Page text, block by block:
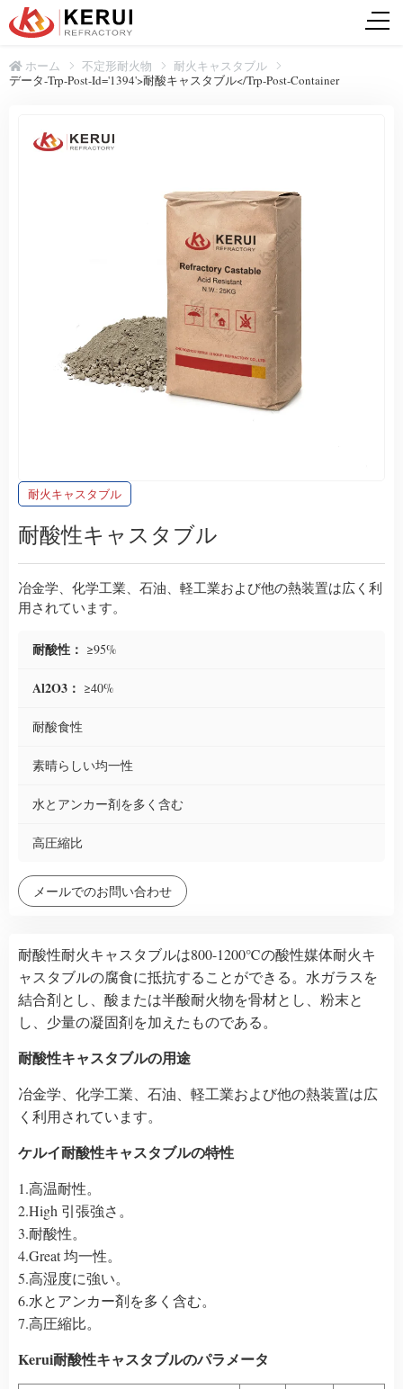
ホーム 不定形耐火物
耐火キャスタブル
データ-Trp-Post-Id='1394'>耐酸キャスタブル</trp-Post-Container
耐火キャスタブル
耐酸性キャスタブル
冶金学、化学工業、石油、軽工業および他の熱装置は広く利
用されています。
耐酸性： ≥95%
Al2O3： ≥40%
耐酸食性
素晴らしい均一性
水とアンカー剤を多く含む
高圧縮比
メールでのお問い合わせ
耐酸性耐火キャスタブルは800-1200℃の酸性媒体耐火キ
ャスタブルの腐食に抵抗することができる。水ガラスを
結合剤とし、酸または半酸耐火物を骨材とし、粉末と
し、少量の凝固剤を加えたものである。
耐酸性キャスタブルの用途
冶金学、化学工業、石油、軽工業および他の熱装置は広
く利用されています。
ケルイ耐酸性キャスタブルの特性
1.高温耐性。
2.High 引張強さ。
3.耐酸性。
4.Great 均一性。
5.高湿度に強い。
6.水とアンカー剤を多く含む。
7.高圧縮比。
Kerui耐酸性キャスタブルのパラメータ